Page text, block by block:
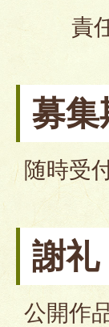
責
募集
随時受
謝礼
公開作